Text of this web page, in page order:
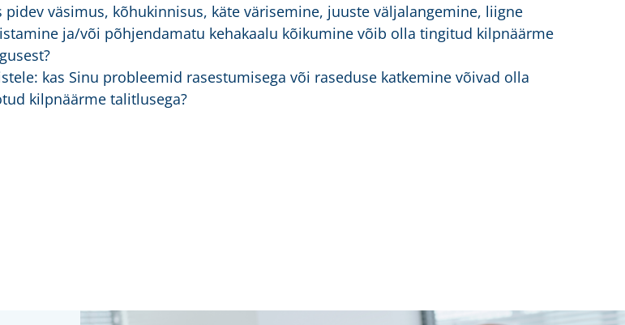
pidev väsimus, kõhukinnisus, käte värisemine, juuste väljalangemine, liigne
ja/või põhjendamatu kehakaalu kõikumine võib olla tingitud kilpnäärme
kas Sinu probleemid rasestumisega või raseduse katkemine võivad olla
kilpnäärme talitlusega?